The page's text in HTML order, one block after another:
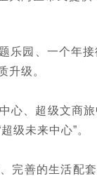
乐园、一个年
升级。
心、超级文商
级未来中心”。
完善的生活配